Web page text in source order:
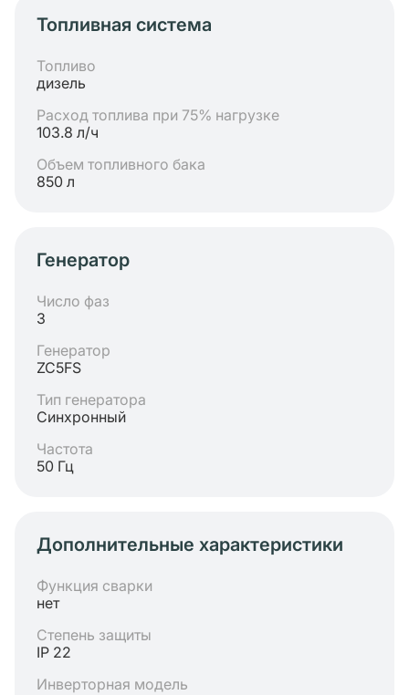
Топливная система
Топливо
дизель
Расход топлива при 75% нагрузке
103.8 л/ч
Объем топливного бака
850 л
Генератор
Число фаз
3
Генератор
ZC5FS
Тип генератора
Синхронный
Частота
50 Гц
Дополнительные характеристики
Функция сварки
нет
Степень защиты
IP 22
Инверторная модель